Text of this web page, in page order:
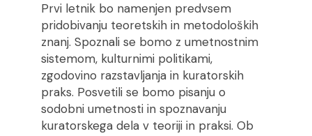
Prvi letnik bo namenjen predvsem
pridobivanju teoretskih in metodoloških
znanj. Spoznali se bomo z umetnostnim
sistemom, kulturnimi politikami,
zgodovino razstavljanja in kuratorskih
praks. Posvetili se bomo pisanju o
sodobni umetnosti in spoznavanju
kuratorskega dela v teoriji in praksi. Ob